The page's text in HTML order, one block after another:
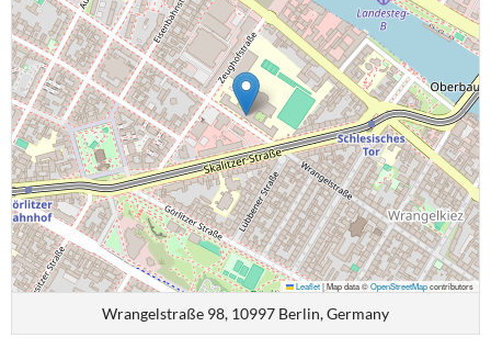
Leaflet|Map data ©OpenStreetMapcontributors
Wrangelstraße 98, 10997 Berlin, Germany